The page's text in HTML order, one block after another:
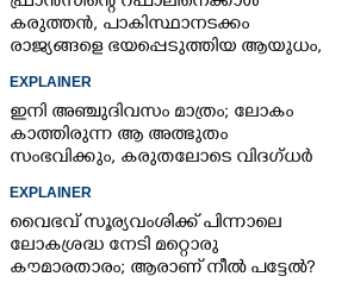
കരുത്തൻ,​ പാകിസ്ഥാനടക്കം
രാജ്യങ്ങളെ ഭയപ്പെടുത്തിയ ആയുധം,​
EXPLAINER
ഇനി അഞ്ചുദിവസം മാത്രം; ലോകം
കാത്തിരുന്ന ആ അത്ഭുതം
സംഭവിക്കും, കരുതലോടെ വിദഗ്ധർ
EXPLAINER
വൈഭവ് സൂര്യവംശിക്ക് പിന്നാലെ
ലോകശ്രദ്ധ നേടി മറ്റൊരു
കൗമാരതാരം; ആരാണ് നീൽ പട്ടേൽ?